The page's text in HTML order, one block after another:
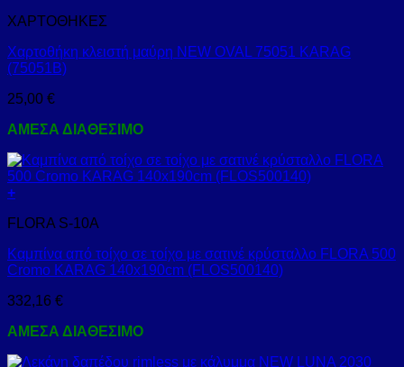
ΧΑΡΤΟΘΗΚΕΣ
Χαρτοθήκη κλειστή μαύρη NEW OVAL 75051 KARAG
(75051B)
25,00 €
ΑΜΕΣΑ ΔΙΑΘΕΣΙΜΟ
+
FLORA S-10A
Καμπίνα από τοίχο σε τοίχο με σατινέ κρύσταλλο FLORA 500
Cromo KARAG 140x190cm (FLOS500140)
332,16 €
ΑΜΕΣΑ ΔΙΑΘΕΣΙΜΟ